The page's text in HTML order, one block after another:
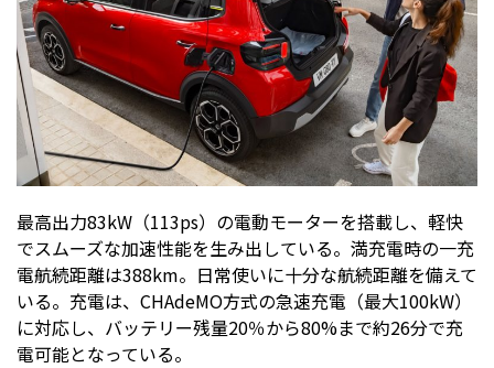
最高出力83kW（113ps）の電動モーターを搭載し、軽快
でスムーズな加速性能を生み出している。満充電時の一充
電航続距離は388km。日常使いに十分な航続距離を備えて
いる。充電は、CHAdeMO方式の急速充電（最大100kW）
に対応し、バッテリー残量20％から80%まで約26分で充
電可能となっている。